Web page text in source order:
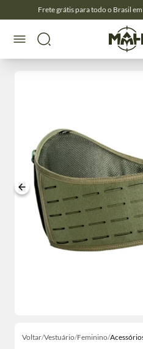
Frete grátis para todo o Brasil
Voltar/Vestuário/Feminino/